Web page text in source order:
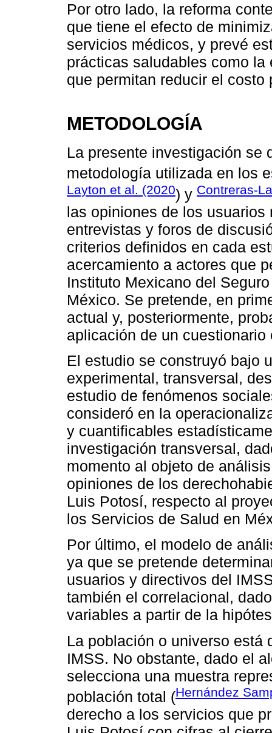
Por otro lado, la reforma
que tiene el efecto de
servicios médicos, y prevé
prácticas saludables como
que permitan reducir el
METODOLOGÍA
La presente investigación se
metodología utilizada en los
Layton et al. (2020) y Contreras-
las opiniones de los
entrevistas y foros de
criterios definidos en cada
acercamiento a actores que
Instituto Mexicano del
México. Se pretende, en
actual y, posteriormente,
aplicación de un
El estudio se construyó bajo
experimental, transversal,
estudio de fenómenos
consideró en la
y cuantificables
investigación transversal,
momento al objeto de
opiniones de los
Luis Potosí, respecto al
los Servicios de Salud en
Por último, el modelo de
ya que se pretende
usuarios y directivos del
también el correlacional,
variables a partir de la
La población o universo está
IMSS. No obstante, dado el
selecciona una muestra
población total (Hernández
derecho a los servicios que